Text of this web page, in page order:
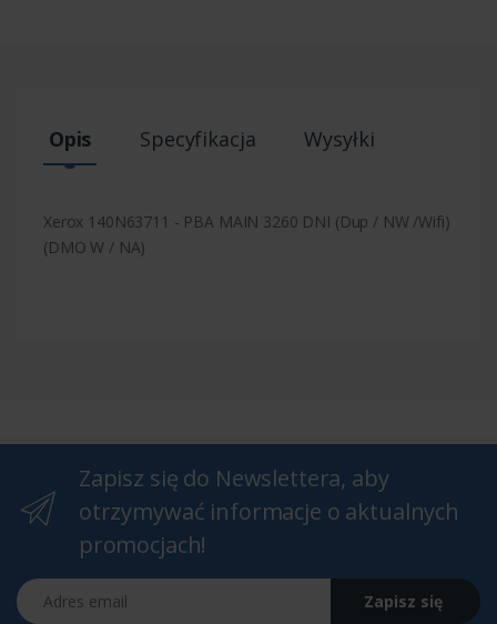
Opis Specyfikacja Wysyłki
Xerox 140N63711 - PBA MAIN 3260 DNI (Dup / NW /Wifi)
(DMO W / NA)
Zapisz się do Newslettera, aby
otrzymywać informacje o aktualnych
promocjach!
Adres email
Zapisz się